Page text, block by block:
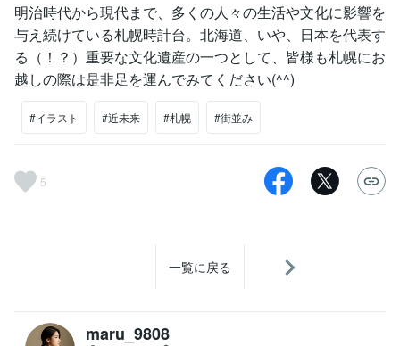
明治時代から現代まで、多くの人々の生活や文化に影響を
与え続けている札幌時計台。北海道、いや、日本を代表す
る（！？）重要な文化遺産の一つとして、皆様も札幌にお
越しの際は是非足を運んでみてください(^^)
#イラスト #近未来 #札幌 #街並み
5
一覧に戻る
maru_9808